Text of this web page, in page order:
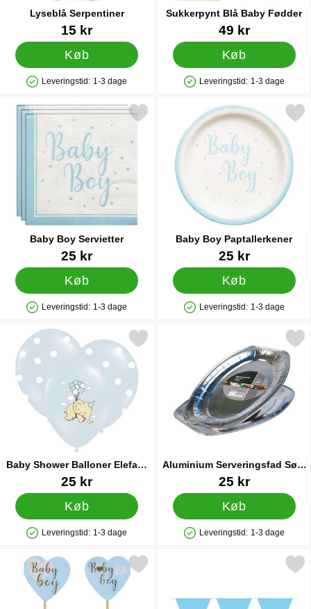
Lyseblå Serpentiner
Varenr 1251015 kr
Køb
Produkttilgængelighed: På lager
Leveringstid: 1-3 dage
Sukkerpynt Blå Baby Fødder
Varenr 1490749 kr
Køb
Produkttilgængelighed: På lager
Leveringstid: 1-3 dage
Baby Boy Servietter
Varenr 4137825 kr
Køb
Produkttilgængelighed: På lager
Leveringstid: 1-3 dage
Markér baby Boy Servietter som favorit
Baby Boy Paptallerkener
Varenr 4137925 kr
Køb
Produkttilgængelighed: På lager
Leveringstid: 1-3 dage
Markér baby Boy
Baby Shower Balloner Elefant
Mix Blå
Varenr 1262425 kr
Køb
Produkttilgængelighed: På lager
Leveringstid: 1-3 dage
baby Shower Balloner Elefant Mix Blå som favorit
Aluminium Serveringsfad Sølv
43 cm
Varenr 3532325 kr
Køb
Produkttilgængelighed: På lager
Leveringstid: 1-3 dage
Markér aluminium
Markér party Picks Baby Boy som favoritMarkér flagguirlande